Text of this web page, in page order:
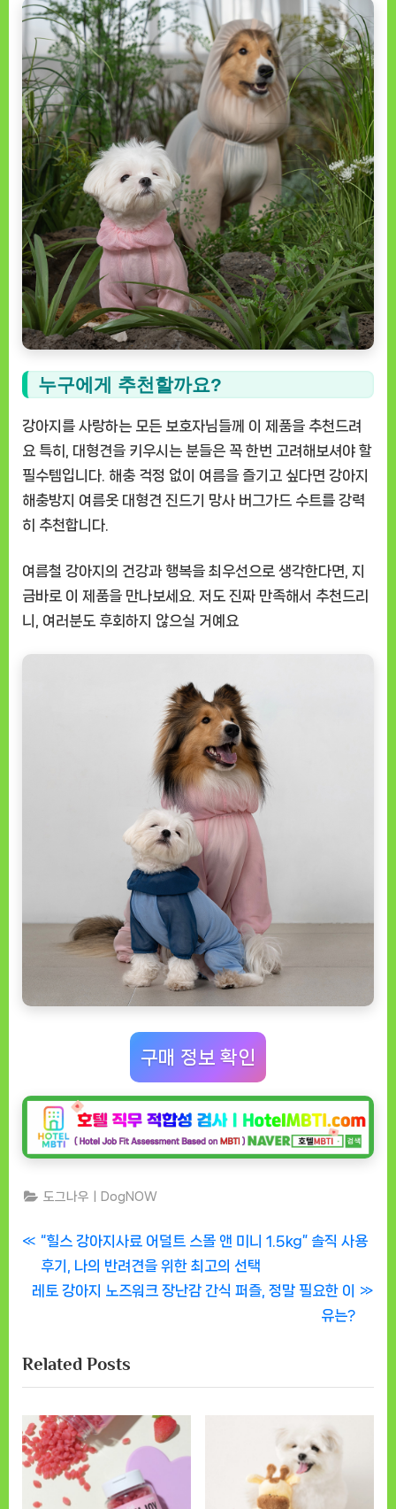
누구에게 추천할까요?
강아지를 사랑하는 모든 보호자님들께 이 제품을 추천드려
요 특히, 대형견을 키우시는 분들은 꼭 한번 고려해보셔야 할
필수템입니다. 해충 걱정 없이 여름을 즐기고 싶다면 강아지
해충방지 여름옷 대형견 진드기 망사 버그가드 수트를 강력
히 추천합니다.
여름철 강아지의 건강과 행복을 최우선으로 생각한다면, 지
금바로 이 제품을 만나보세요. 저도 진짜 만족해서 추천드리
니, 여러분도 후회하지 않으실 거예요
구매 정보 확인
도그나우ㅣDogNOW
글
탐
P
r
e
o
u
s
P
o
s
“힐스 강아지사료 어덜트 스몰 앤 미니 1.5kg” 솔직 사용
후기, 나의 반려견을 위한 최고의 선택
N
t
P
o
s
t
:
레토 강아지 노즈워크 장난감 간식 퍼즐, 정말 필요한 이
유는?
Related Posts